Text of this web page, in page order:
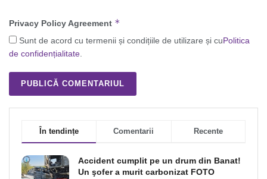
Privacy Policy Agreement *
Sunt de acord cu termenii și condițiile de utilizare și cuPolitica
de confidențialitate.
În tendințe Comentarii Recente
Accident cumplit pe un drum din Banat!
Un şofer a murit carbonizat FOTO